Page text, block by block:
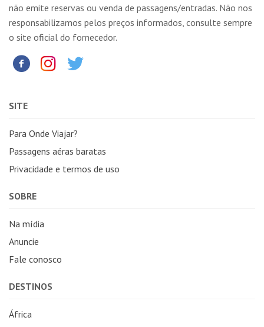
não emite reservas ou venda de passagens/entradas. Não nos
responsabilizamos pelos preços informados, consulte sempre
o site oficial do fornecedor.
SITE
Para Onde Viajar?
Passagens aéras baratas
Privacidade e termos de uso
SOBRE
Na mídia
Anuncie
Fale conosco
DESTINOS
África